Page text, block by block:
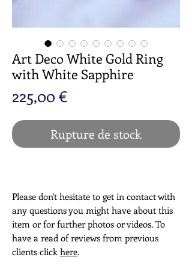
Art Deco White Gold Ring
with White Sapphire
225,00 €
Rupture de stock
Please don't hesitate to get in contact with
any questions you might have about this
item or for further photos or videos. To
have a read of reviews from previous
clients click here.